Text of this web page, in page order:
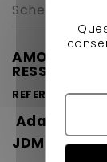
Scheda tecnica
RESSORT
REFERENCE
Adaptable
JDM ROXSY